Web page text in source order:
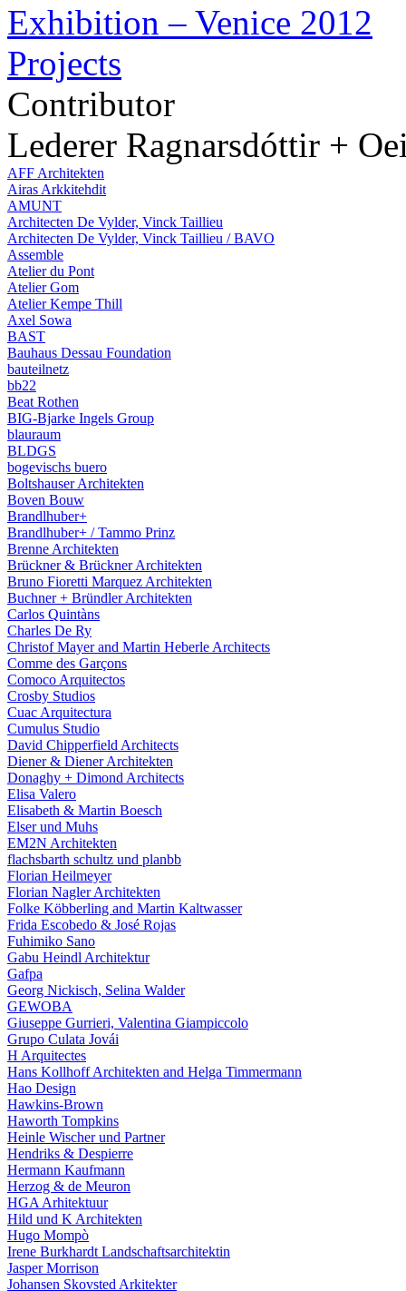
Exhibition – Venice 2012
Projects
Contributor
Lederer Ragnarsdóttir +
AFF Architekten
Airas Arkkitehdit
AMUNT
Architecten De Vylder, Vinck Taillieu
Architecten De Vylder, Vinck Taillieu / BAVO
Assemble
Atelier du Pont
Atelier Gom
Atelier Kempe Thill
Axel Sowa
BAST
Bauhaus Dessau Foundation
bauteilnetz
bb22
Beat Rothen
BIG-Bjarke Ingels Group
blauraum
BLDGS
bogevischs buero
Boltshauser Architekten
Boven Bouw
Brandlhuber+
Brandlhuber+ / Tammo Prinz
Brenne Architekten
Brückner & Brückner Architekten
Bruno Fioretti Marquez Architekten
Buchner + Bründler Architekten
Carlos Quintàns
Charles De Ry
Christof Mayer and Martin Heberle Architects
Comme des Garçons
Comoco Arquitectos
Crosby Studios
Cuac Arquitectura
Cumulus Studio
David Chipperfield Architects
Diener & Diener Architekten
Donaghy + Dimond Architects
Elisa Valero
Elisabeth & Martin Boesch
Elser und Muhs
EM2N Architekten
flachsbarth schultz und planbb
Florian Heilmeyer
Florian Nagler Architekten
Folke Köbberling and Martin Kaltwasser
Frida Escobedo & José Rojas
Fuhimiko Sano
Gabu Heindl Architektur
Gafpa
Georg Nickisch, Selina Walder
GEWOBA
Giuseppe Gurrieri, Valentina Giampiccolo
Grupo Culata Jovái
H Arquitectes
Hans Kollhoff Architekten and Helga Timmermann
Hao Design
Hawkins-Brown
Haworth Tompkins
Heinle Wischer und Partner
Hendriks & Despierre
Hermann Kaufmann
Herzog & de Meuron
HGA Arhitektuur
Hild und K Architekten
Hugo Mompò
Irene Burkhardt Landschaftsarchitektin
Jasper Morrison
Johansen Skovsted Arkitekter